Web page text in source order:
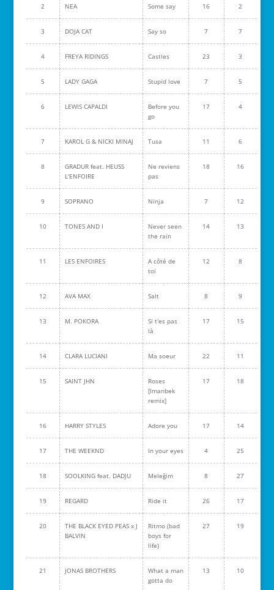
2 NEA Some say 16 2
3 DOJA CAT Say so 7 7
4 FREYA RIDINGS Castles 23 3
5 LADY GAGA Stupid love 7 5
6 LEWIS CAPALDI
Before you
go
17 4
7 KAROL G & NICKI MINAJ Tusa 11 6
8
GRADUR feat. HEUSS
L'ENFOIRE
Ne reviens
pas
18 16
9 SOPRANO Ninja 7 12
10 TONES AND I
Never seen
the rain
14 13
11 LES ENFOIRES
A côté de
toi
12 8
12 AVA MAX Salt 8 9
13 M. POKORA
Si t'es pas
là
17 15
14 CLARA LUCIANI Ma soeur 22 11
15 SAINT JHN
Roses
[Imanbek
remix]
17 18
16 HARRY STYLES Adore you 17 14
17 THE WEEKND In your eyes 4 25
18 SOOLKING feat. DADJU Meleğim 8 27
19 REGARD Ride it 26 17
20
THE BLACK EYED PEAS x J
BALVIN
Ritmo (bad
boys for
life)
27 19
21 JONAS BROTHERS
What a man
gotta do
13 10